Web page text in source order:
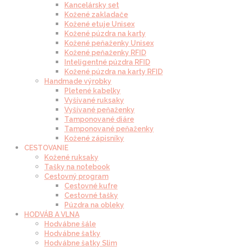
Kancelársky set
Kožené zakladače
Kožené etuje Unisex
Kožené púzdra na karty
Kožené peňaženky Unisex
Kožené peňaženky RFID
Inteligentné púzdra RFID
Kožené púzdra na karty RFID
Handmade výrobky
Pletené kabelky
Vyšívané ruksaky
Vyšívané peňaženky
Tamponované diáre
Tamponované peňaženky
Kožené zápisníky
CESTOVANIE
Kožené ruksaky
Tašky na notebook
Cestovný program
Cestovné kufre
Cestovné tašky
Púzdra na obleky
HODVÁB A VLNA
Hodvábne šále
Hodvábne šatky
Hodvábne šatky Slim